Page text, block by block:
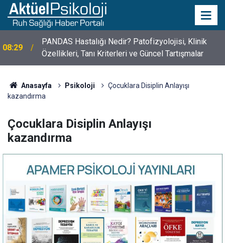
10:30
10 Mayıs Psikologlar Günü Nasıl Ortaya Çıktı? 10
Mayıs Tarihinin Hikayesi
Anasayfa Psikoloji
Çocuklara Disiplin Anlayışı
kazandırma
Çocuklara Disiplin Anlayışı
kazandırma